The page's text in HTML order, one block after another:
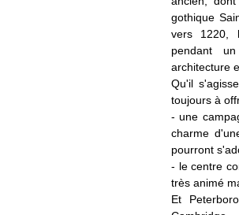
gothique
vers 1220,
pendant
architecture
Qu'il
toujours à
- une
charme
pourront
- le centre
très animé
Et